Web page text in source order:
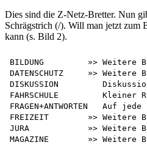
Dies sind die Z-Netz-Bretter. Nun
Schrägstrich (/). Will man jetzt zum
kann (s. Bild 2).
BILDUNG         »> Weitere
DATENSCHUTZ     »>
DISKUSSION
FAHRSCHULE         Kleiner
FRAGEN+ANTWORTEN   Auf
FREIZEIT        »> Weitere
JURA            »> Weitere
MAGAZINE        »> Weitere